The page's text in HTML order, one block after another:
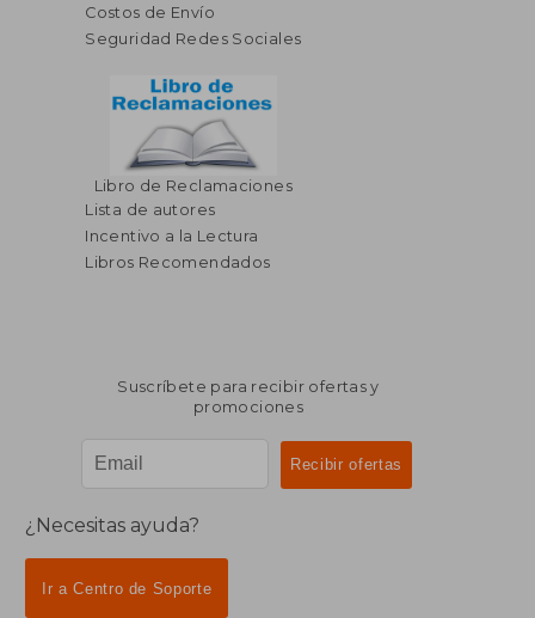
Costos de Envío
Seguridad Redes Sociales
Libro de Reclamaciones
Lista de autores
Incentivo a la Lectura
Libros Recomendados
Suscríbete para recibir ofertas y
promociones
¿Necesitas ayuda?
Ir a Centro de Soporte